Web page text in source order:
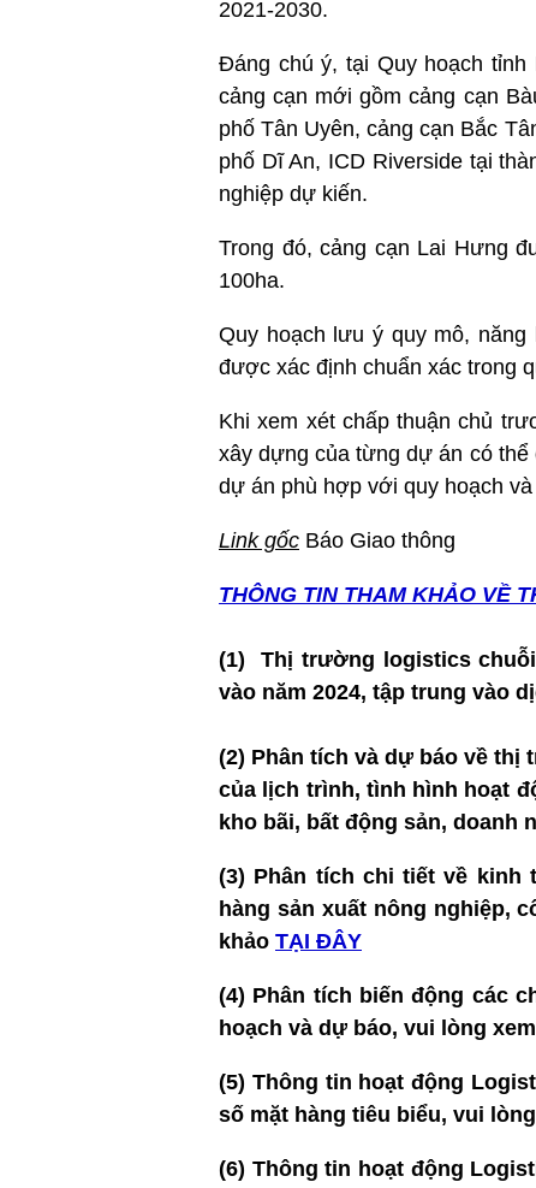
2021-2030.
Đáng chú ý, tại Quy hoạch
cảng cạn mới gồm cảng cạn
phố Tân Uyên, cảng cạn Bắc
phố Dĩ An, ICD Riverside tại
nghiệp dự kiến.
Trong đó, cảng cạn Lai Hưng
100ha.
Quy hoạch lưu ý quy mô,
được xác định chuẩn xác trong
Khi xem xét chấp thuận chủ
xây dựng của từng dự án có
dự án phù hợp với quy hoạch
Link gốc Báo Giao thông
THÔNG TIN THAM KHẢO VỀ
(1)Thị trường logistics
vào năm 2024, tập trung vào
(2) Phân tích và dự báo về
của lịch trình, tình hình hoạt
kho bãi, bất động sản, doanh
(3) Phân tích chi tiết về
hàng sản xuất nông nghiệp,
khảo TẠI ĐÂY
(4) Phân tích biến động các
hoạch và dự báo, vui lòng xem
(5) Thông tin hoạt động
số mặt hàng tiêu biểu, vui
(6) Thông tin hoạt động